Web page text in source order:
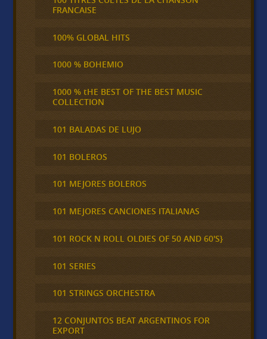
FRANCAISE
100% GLOBAL HITS
1000 % BOHEMIO
1000 % tHE BEST OF THE BEST MUSIC
COLLECTION
101 BALADAS DE LUJO
101 BOLEROS
101 MEJORES BOLEROS
101 MEJORES CANCIONES ITALIANAS
101 ROCK N ROLL OLDIES OF 50 AND 60'S}
101 SERIES
101 STRINGS ORCHESTRA
12 CONJUNTOS BEAT ARGENTINOS FOR
EXPORT